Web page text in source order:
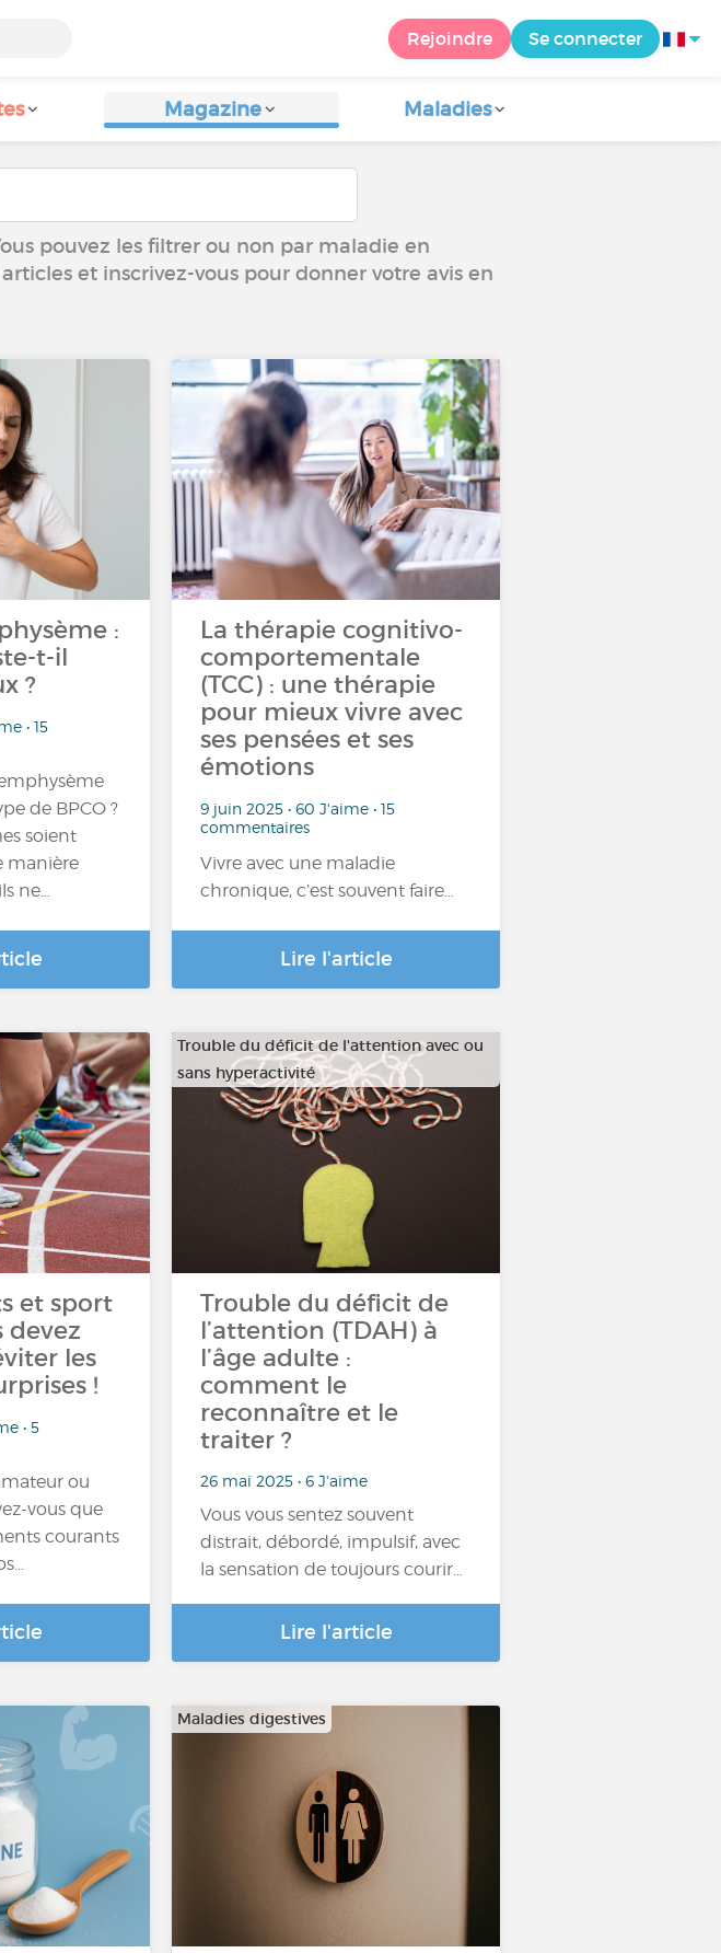
Rejoindre Se connecter
Magazine Maladies
pouvez les filtrer ou non par maladie en
et inscrivez-vous pour donner votre avis en
:
t-il
?
• 15
de BPCO ?
soient
manière
ne…
La thérapie cognitivo-
comportementale
(TCC) : une thérapie
pour mieux vivre avec
ses pensées et ses
émotions
9 juin 2025 • 60 J'aime • 15
commentaires
Vivre avec une maladie
chronique, c’est souvent faire…
Lire l'article
et sport
devez
les
!
• 5
ou
vous que
courants
Trouble du déficit de l'attention avec ou
sans hyperactivité
Trouble du déficit de
l’attention (TDAH) à
l’âge adulte :
comment le
reconnaître et le
traiter ?
26 mai 2025 • 6 J'aime
Vous vous sentez souvent
distrait, débordé, impulsif, avec
la sensation de toujours courir…
Lire l'article
Maladies digestives